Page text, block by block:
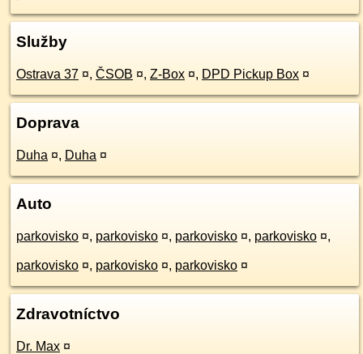
Služby
Ostrava 37 ¤, ČSOB ¤, Z-Box ¤, DPD Pickup Box ¤
Doprava
Duha ¤, Duha ¤
Auto
parkovisko ¤, parkovisko ¤, parkovisko ¤, parkovisko ¤,
parkovisko ¤, parkovisko ¤, parkovisko ¤
Zdravotníctvo
Dr. Max ¤